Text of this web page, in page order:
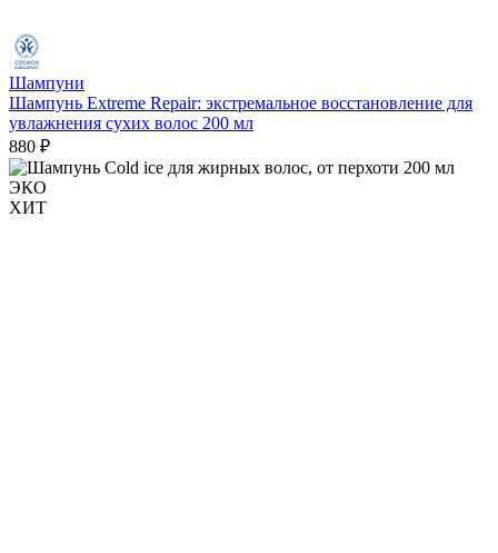
Шампуни
Шампунь Extreme Repair: экстремальное восстановление для
увлажнения сухих волос 200 мл
880 ₽
ЭКО
ХИТ